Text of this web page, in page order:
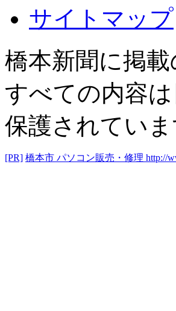
サイトマップ
橋本新聞に掲
すべての内容
保護されていま
[PR] 橋本市 パソコン販売・修理 http://